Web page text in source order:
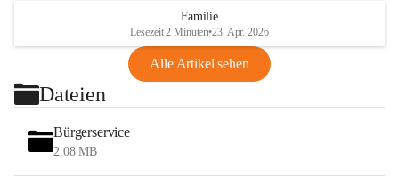
Familie
Lesezeit 2 Minuten•23. Apr. 2026
Alle Artikel sehen
Dateien
Bürgerservice
2,08 MB